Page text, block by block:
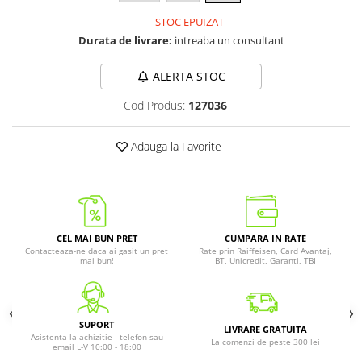
STOC EPUIZAT
Durata de livrare: intreaba un consultant
ALERTA STOC
Cod Produs: 127036
Adauga la Favorite
CEL MAI BUN PRET
Contacteaza-ne daca ai gasit un pret
mai bun!
CUMPARA IN RATE
Rate prin Raiffeisen, Card Avantaj,
BT, Unicredit, Garanti, TBI
SUPORT
Asistenta la achizitie - telefon sau
email L-V 10:00 - 18:00
LIVRARE GRATUITA
La comenzi de peste 300 lei